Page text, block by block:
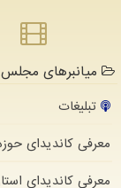
میانبرهای
تبلیغات
معرفی کاندیدای
معرفی کاندیدای